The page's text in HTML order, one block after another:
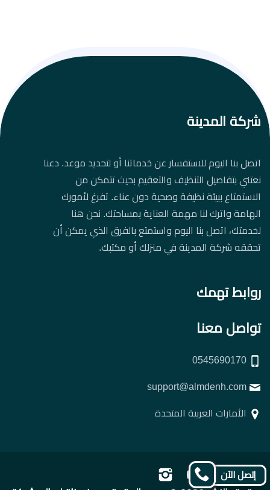
شركة المدينة
اتصل بنا اليوم للاستفسار عن خدماتنا أو لتحديد موعد. دعنا
نعتني بتفاصيل التنظيف والتعقيم بحيث تتمكن من
الاستمتاع ببيئة نظيفة وصحية دون عناء. تفرغ لأمورك
الهامة واترك لنا مهمة العناية بمساحتك. نحن هنا
لخدمتك، اتصل بنا اليوم واستمتع بالفرق الذي يمكن أن
تحققه شركة المدينة في منزلك أو مكتبك.
روابط تهمك
تواصل معنا
الأمارات العربية المتحدة
تابعنا
تابعنا
تابعنا
إتصل الآن